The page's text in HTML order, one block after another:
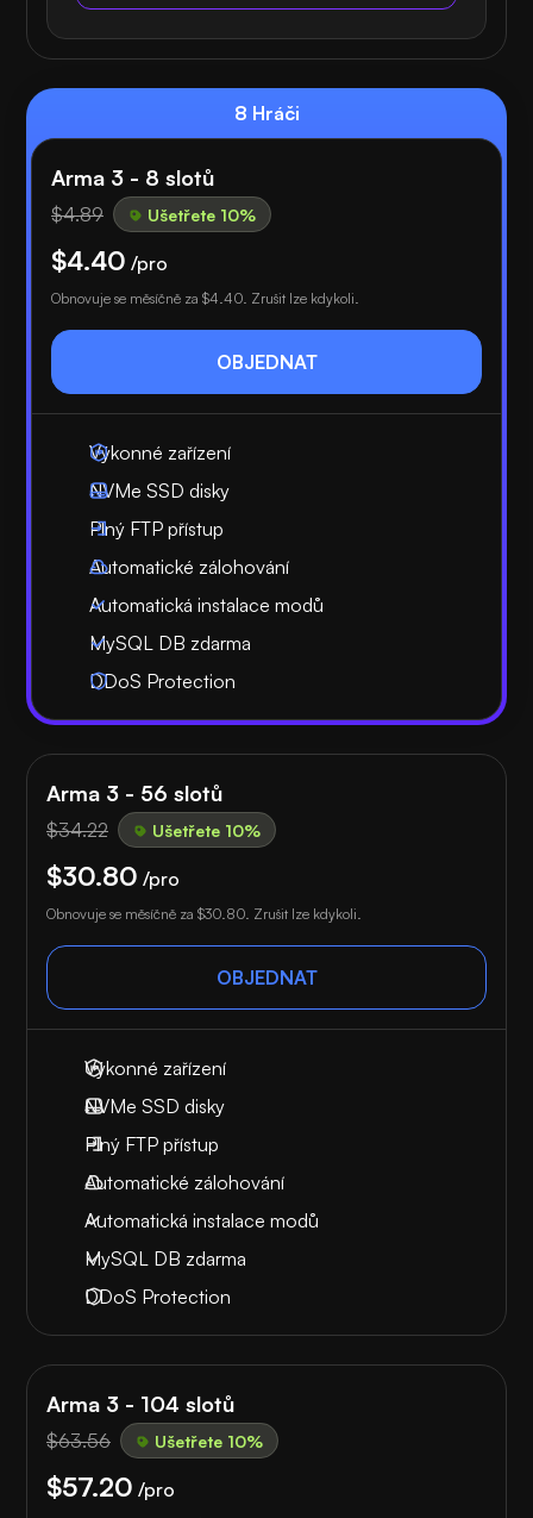
8 Hráči
Arma 3 - 8 slotů
$4.89 Ušetřete 10%
$4.40 /pro
Obnovuje se měsíčně za $4.40 . Zrušit lze kdykoli.
OBJEDNAT
Výkonné zařízení
NVMe SSD disky
Plný FTP přístup
Automatické zálohování
Automatická instalace modů
MySQL DB zdarma
DDoS Protection
Arma 3 - 56 slotů
$34.22 Ušetřete 10%
$30.80 /pro
Obnovuje se měsíčně za $30.80 . Zrušit lze kdykoli.
OBJEDNAT
Výkonné zařízení
NVMe SSD disky
Plný FTP přístup
Automatické zálohování
Automatická instalace modů
MySQL DB zdarma
DDoS Protection
Arma 3 - 104 slotů
$63.56 Ušetřete 10%
$57.20 /pro